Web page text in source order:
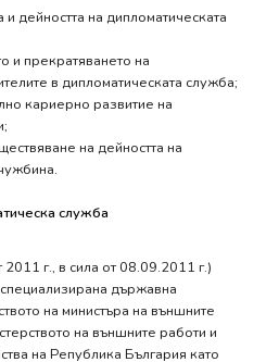
дейността на дипломатическата
и прекратяването на
в дипломатическата служба;
кариерно развитие на
на дейността на
служба
г., в сила от 08.09.2011 г.)
държавна
на министъра на външните
на външните работи и
на Република България като